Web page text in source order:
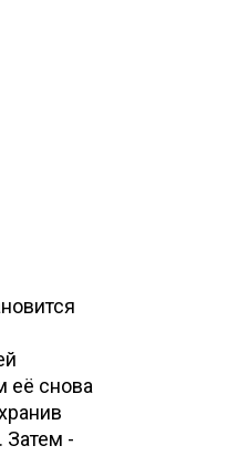
её снова
Затем -